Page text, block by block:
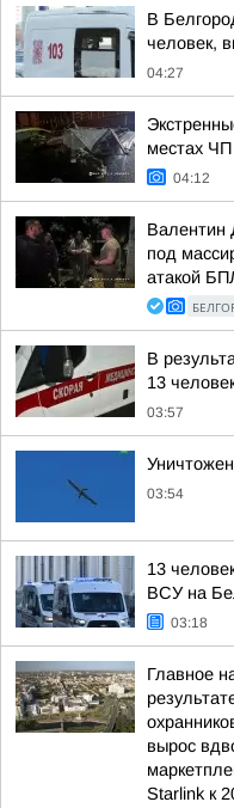
В
человек,
04:27
местах
04:12
Валентин
под
атакой
В
13
03:57
03:54
13
ВСУ на
03:18
Главное
вырос
Starlink к